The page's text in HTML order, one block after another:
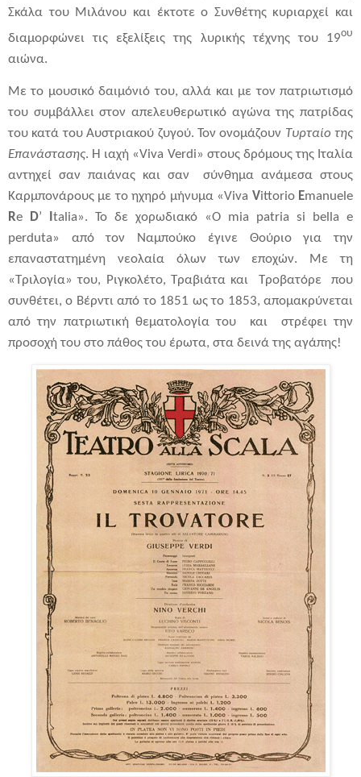
Σκάλα του Μιλάνου και έκτοτε ο Συνθέτης κυριαρχεί και
διαμορφώνει τις εξελίξεις της λυρικής τέχνης του 19ου
αιώνα.
Με το μουσικό δαιμόνιό του, αλλά και με τον πατριωτισμό
του συμβάλλει στον απελευθερωτικό αγώνα της πατρίδας
του κατά του Αυστριακού ζυγού. Τον ονομάζουν Τυρταίο της
Επανάστασης. Η ιαχή «Viva Verdi» στους δρόμους της Ιταλία
αντηχεί σαν παιάνας και σαν σύνθημα ανάμεσα στους
Καρμπονάρους με το ηχηρό μήνυμα «Viva Vittorio Emanuele
Re D’ talia». Το δε χορωδιακό «O mia patria si bella e
perduta» από τον Ναμπούκο έγινε Θούριο για την
επαναστατημένη νεολαία όλων των εποχών. Με τη
«Τριλογία» του, Ριγκολέτο, Τραβιάτα και Τροβατόρε που
συνθέτει, ο Βέρντι από το 1851 ως το 1853, απομακρύνεται
από την πατριωτική θεματολογία του και στρέφει την
προσοχή του στο πάθος του έρωτα, στα δεινά της αγάπης!